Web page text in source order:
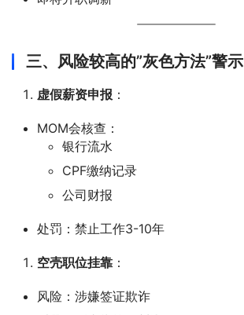
三、风险较高的”灰色方法”警示
虚假薪资申报 ：
MOM会核查：
银行流水
CPF缴纳记录
公司财报
处罚：禁止工作3-10年
空壳职位挂靠 ：
风险：涉嫌签证欺诈